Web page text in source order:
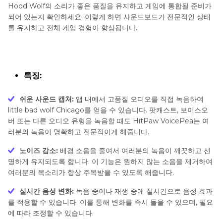
Hood Wolf의 소리가 좋은 품질을 유지하고 게임에 통합될 준비가
되어 있는지 확인하세요. 이렇게 하면 사운드보드가 전문적인 상태
를 유지하고 전체 게임 경험이 향상됩니다.
특징:
쉬운 사운드 캡처: 앱 내에서 고품질 오디오를 직접 녹음하여
little bad wolf Chicago를 얻을 수 있습니다. 팟캐스트, 보이스오
버 또는 다른 오디오 유형을 녹음할 때도 HitPaw VoicePea는 여
러분의 녹음이 명확하고 전문적이게 해줍니다.
노이즈 감소: 배경 소음을 줄여서 여러분의 녹음이 깨끗하고 선
명하게 유지되도록 합니다. 이 기능은 원하지 않는 소음을 제거하여
여러분의 목소리가 항상 주목받을 수 있도록 해줍니다.
실시간 음성 변화: 녹음 중이나 재생 중에 실시간으로 음성 효과
를 적용할 수 있습니다. 이를 통해 변화를 즉시 들을 수 있으며, 필요
에 따라 조정할 수 있습니다.